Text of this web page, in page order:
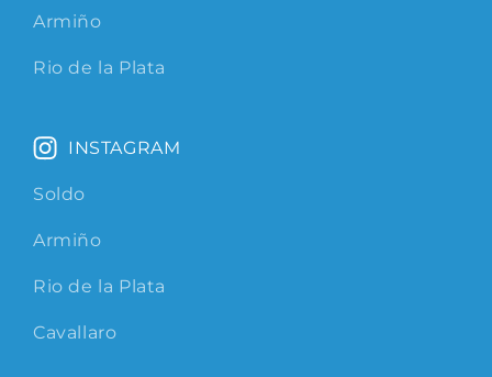
Armiño
Rio de la Plata
INSTAGRAM
Soldo
Armiño
Rio de la Plata
Cavallaro